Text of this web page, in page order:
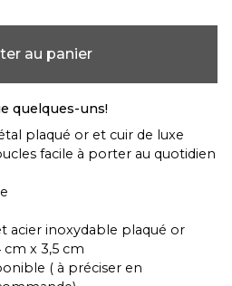
au panier
quelques-uns!
plaqué or et cuir de luxe
facile à porter au quotidien
acier inoxydable plaqué or
x 3,5 cm
( à préciser en